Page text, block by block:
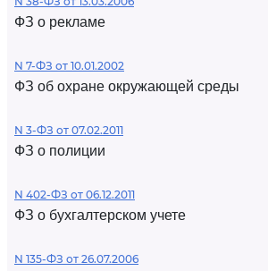
ФЗ о рекламе
N 7-ФЗ от 10.01.2002
ФЗ об охране окружающей среды
N 3-ФЗ от 07.02.2011
ФЗ о полиции
N 402-ФЗ от 06.12.2011
ФЗ о бухгалтерском учете
N 135-ФЗ от 26.07.2006